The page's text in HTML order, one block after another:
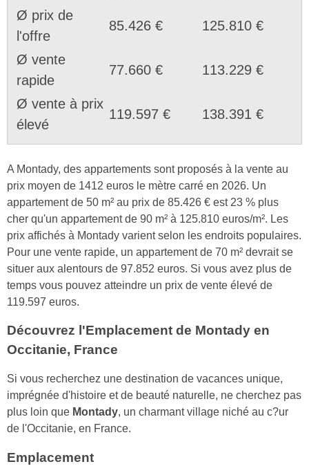
Ø prix de
l'offre
85.426 € 125.810 €
Ø vente
rapide
77.660 € 113.229 €
Ø vente à prix
élevé
119.597 € 138.391 €
A Montady, des appartements sont proposés à la vente au
prix moyen de 1412 euros le mètre carré en 2026. Un
appartement de 50 m² au prix de 85.426 € est 23 % plus
cher qu'un appartement de 90 m² à 125.810 euros/m². Les
prix affichés à Montady varient selon les endroits populaires.
Pour une vente rapide, un appartement de 70 m² devrait se
situer aux alentours de 97.852 euros. Si vous avez plus de
temps vous pouvez atteindre un prix de vente élevé de
119.597 euros.
Découvrez l'Emplacement de Montady en
Occitanie, France
Si vous recherchez une destination de vacances unique,
imprégnée d'histoire et de beauté naturelle, ne cherchez pas
plus loin que Montady, un charmant village niché au c?ur
de l'Occitanie, en France.
Emplacement